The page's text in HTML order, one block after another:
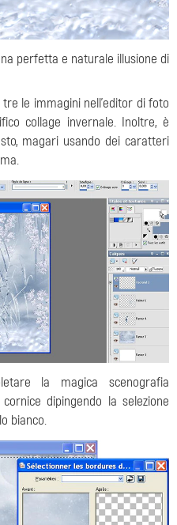
perfetta e naturale illusione di
le immagini nell'editor di foto
collage invernale. Inoltre, è
magari usando dei caratteri
la magica scenografia
dipingendo la selezione
bianco.